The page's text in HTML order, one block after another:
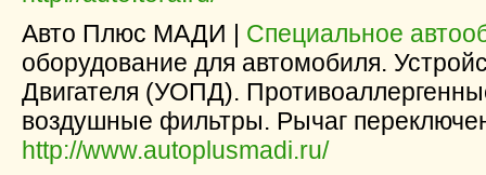
Авто Плюс МАДИ | Специальное
оборудование для автомобиля.
Двигателя (УОПД).
воздушные фильтры. Рычаг
http://www.autoplusmadi.ru/